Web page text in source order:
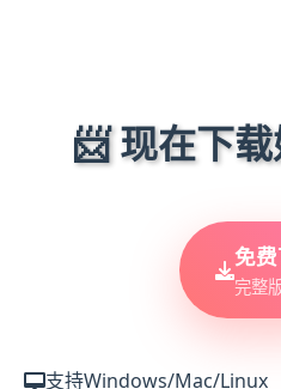
📨 现在下
免
完整
支持Windows/Mac/Linux